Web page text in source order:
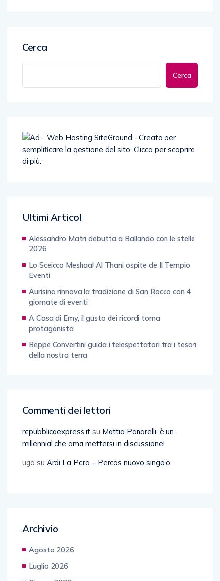
Cerca
Cerca
Ultimi Articoli
Alessandro Matri debutta a Ballando con le stelle
2026
Lo Sceicco Meshaal Al Thani ospite de Il Tempio
Eventi
Aurisina rinnova la tradizione di San Rocco con 4
giornate di eventi
A Casa di Emy, il gusto dei ricordi torna
protagonista
Beppe Convertini guida i telespettatori tra i tesori
della nostra terra
Commenti dei lettori
repubblicaexpress.it su Mattia Panarelli, è un
millennial che ama mettersi in discussione!
ugo su Ardi La Para – Percos nuovo singolo
Archivio
Agosto 2026
Luglio 2026